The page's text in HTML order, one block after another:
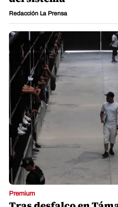
Redacción La Prensa
Premium